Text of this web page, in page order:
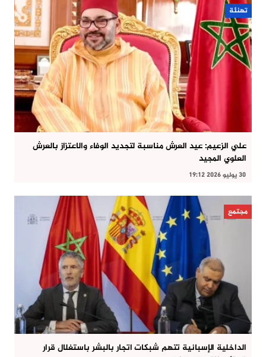
تهنئة
علي الزعيم: عيد العرش مناسبة لتجديد الوفاء والاعتزاز بالعرش
العلوي المجيد
30 يوليو 2026 19:12
مجتمع
الداخلية الإسبانية تتهم شبكات اتجار بالبشر باستغلال قرار